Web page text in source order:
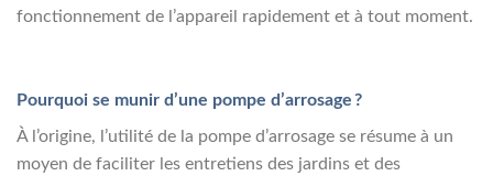
fonctionnement de l’appareil rapidement et à tout moment.
Pourquoi se munir d’une pompe d’arrosage ?
À l’origine, l’utilité de la pompe d’arrosage se résume à un
moyen de faciliter les entretiens des jardins et des